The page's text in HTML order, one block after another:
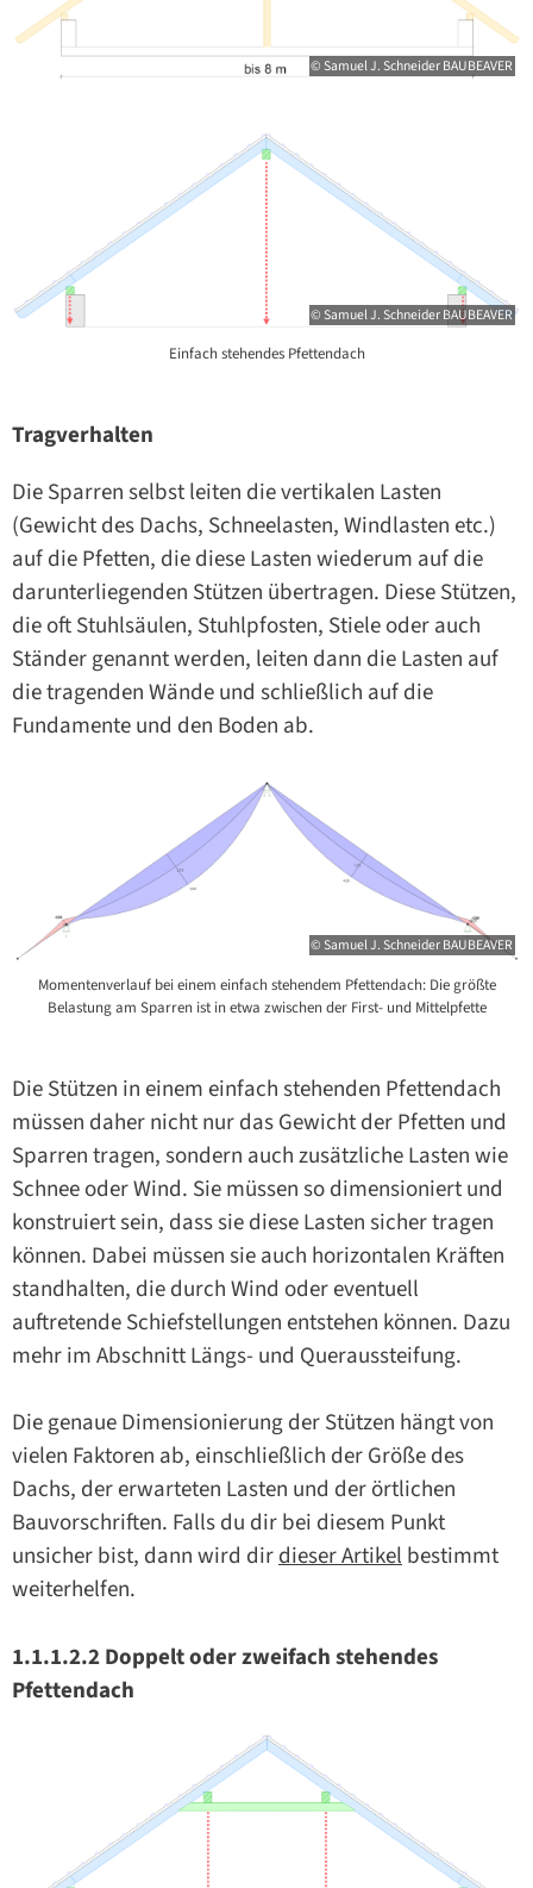
© Samuel J. Schneider BAUBEAVER
© Samuel J. Schneider BAUBEAVER
Einfach stehendes Pfettendach
Tragverhalten
Die Sparren selbst leiten die vertikalen Lasten
(Gewicht des Dachs, Schneelasten, Windlasten etc.)
auf die Pfetten, die diese Lasten wiederum auf die
darunterliegenden Stützen übertragen. Diese Stützen,
die oft Stuhlsäulen, Stuhlpfosten, Stiele oder auch
Ständer genannt werden, leiten dann die Lasten auf
die tragenden Wände und schließlich auf die
Fundamente und den Boden ab.
© Samuel J. Schneider BAUBEAVER
Momentenverlauf bei einem einfach stehendem Pfettendach: Die größte
Belastung am Sparren ist in etwa zwischen der First- und Mittelpfette
Die Stützen in einem einfach stehenden Pfettendach
müssen daher nicht nur das Gewicht der Pfetten und
Sparren tragen, sondern auch zusätzliche Lasten wie
Schnee oder Wind. Sie müssen so dimensioniert und
konstruiert sein, dass sie diese Lasten sicher tragen
können. Dabei müssen sie auch horizontalen Kräften
standhalten, die durch Wind oder eventuell
auftretende Schiefstellungen entstehen können. Dazu
mehr im Abschnitt Längs- und Queraussteifung.
Die genaue Dimensionierung der Stützen hängt von
vielen Faktoren ab, einschließlich der Größe des
Dachs, der erwarteten Lasten und der örtlichen
Bauvorschriften. Falls du dir bei diesem Punkt
unsicher bist, dann wird dirdieser Artikelbestimmt
weiterhelfen.
1.1.1.2.2 Doppelt oder zweifach stehendes
Pfettendach